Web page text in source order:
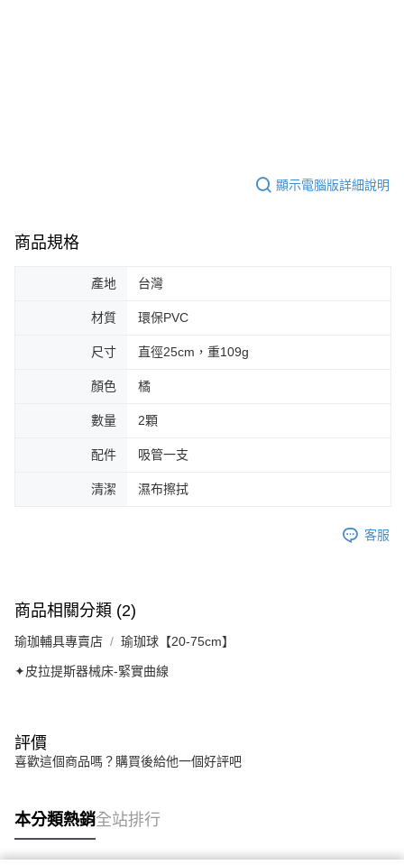
顯示電腦版詳細說明
商品規格
產地 台灣
材質 環保PVC
尺寸 直徑25cm，重109g
顏色 橘
數量 2顆
配件 吸管一支
清潔 濕布擦拭
客服
商品相關分類 (2)
瑜珈輔具專賣店 瑜珈球【20-75cm】
✦皮拉提斯器械床-緊實曲線
評價
喜歡這個商品嗎？購買後給他一個好評吧
本分類熱銷全站排行